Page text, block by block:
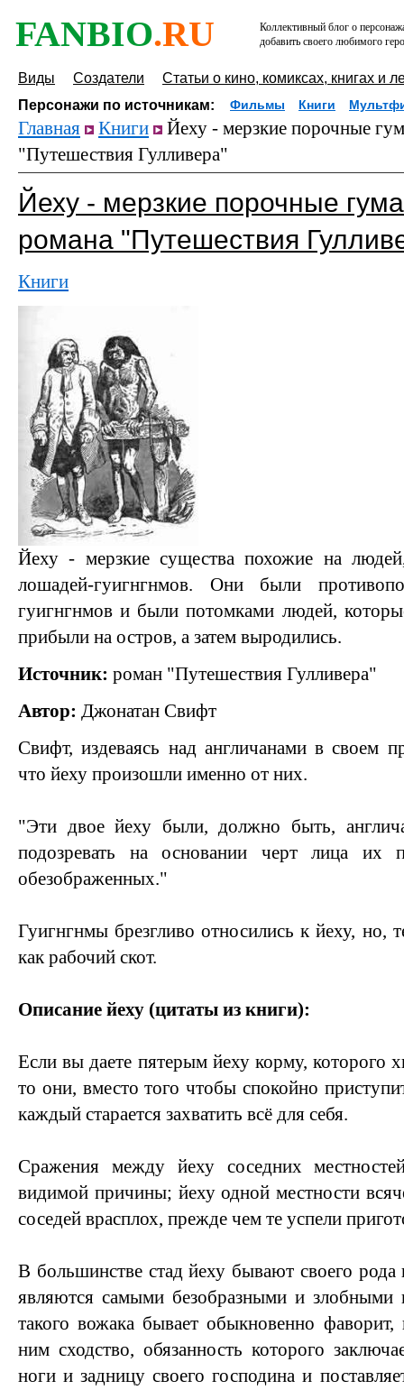
FANBIO.RU
Коллективный блог о
добавить своего любимого
Виды Создатели
Статьи о кино, комиксах, книгах и
Персонажи по источникам:
Фильмы Книги
Главная Книги
Йеху - мерзкие порочные
"Путешествия Гулливера"
Йеху - мерзкие порочные
романа "Путешествия
Книги
Йеху - мерзкие существа похожие на
лошадей-гуигнгнмов. Они были
гуигнгнмов и были потомками людей,
прибыли на остров, а затем выродились.
Источник: роман "Путешествия Гулливера"
Автор: Джонатан Свифт
Свифт, издеваясь над англичанами в своем
что йеху произошли именно от них.
"Эти двое йеху были, должно быть,
подозревать на основании черт лица их
обезображенных."
Гуигнгнмы брезгливо относились к йеху, но,
как рабочий скот.
Описание йеху (цитаты из книги):
Если вы даете пятерым йеху корму, которого
то они, вместо того чтобы спокойно
каждый старается захватить всё для себя.
Сражения между йеху соседних
видимой причины; йеху одной местности
соседей врасплох, прежде чем те успели
В большинстве стад йеху бывают своего рода
являются самыми безобразными и злобными
такого вожака бывает обыкновенно
ним сходство, обязанность которого
ноги и задницу своего господина и